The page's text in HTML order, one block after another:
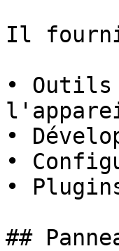
Il
• Outils
•
•
•
##